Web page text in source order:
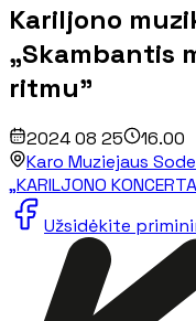
Kariljono
„Skambantis
ritmu”
2024 08 25
16.00
Karo Muziejaus
„KARILJONO
Užsidėkite